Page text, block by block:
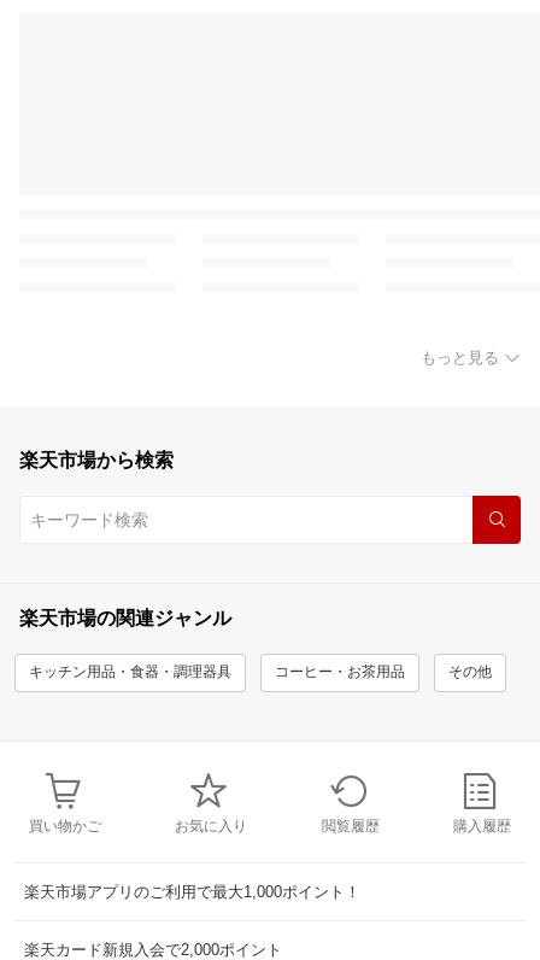
もっと見る
楽天市場から検索
楽天市場の関連ジャンル
キッチン用品・食器・調理器具 コーヒー・お茶用品 その他
買い物かご お気に入り 閲覧履歴 購入履歴
楽天市場アプリのご利用で最大1,000ポイント！
楽天カード新規入会で2,000ポイント